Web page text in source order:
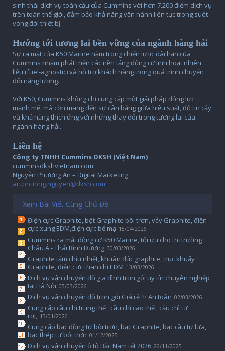
sinh thái dịch vụ toàn cầu của Cummins với hơn 7.200 điểm dịch vụ
trên toàn thế giới, đảm bảo khả năng vận hành liên tục trong suốt
vòng đời thiết bị.
Hướng tới tương lai bền vững của ngành hàng hải
Sự ra mắt của K50 Marine nằm trong chiến lược dài hạn của
Cummins nhằm phát triển các nền tảng động cơ linh hoạt nhiên
liệu (fuel-agnostic) và hỗ trợ khách hàng trong quá trình chuyển
đổi năng lượng.
Với K50, Cummins không chỉ cung cấp một giải pháp động lực
mạnh mẽ, mà còn mang đến sự cân bằng giữa hiệu suất, độ tin cậy
và khả năng thích ứng với những thay đổi trong tương lai của
ngành hàng hải.
Liên hệ
Công ty TNHH Cummins DKSH (Việt Nam)
cumminsdkshvietnam.com
Nguyễn Phương An – Digital Marketing
an.phuong.nguyen@dksh.com
Xem Bài Viết Cùng Chủ Đề
Điện cực Graphite, bột Graphite bôi trơn, vảy Graphite, điện
cực xung EDM,điện cực bể mạ 15/04/2026
Cummins ra mắt động cơ K50 Marine, tối ưu cho thị trường
Châu Á - Thái Bình Dương 30/03/2026
Graphite tấm chịu nhiệt, khuân đúc graphite, trục khuấy
Graphite, điện cực than chì EDM 13/03/2026
Dịch vụ vận chuyển đồ gia đình trọn gói uy tín chuyên nghiệp
tại Hà Nội 05/03/2026
Dịch vụ vận chuyển đồ trọn gói Giá rẻ ✨ An toàn 02/03/2026
Cung cấp cầu chì trung thế , cầu chì cao thế , cầu chì tự
rơi, 13/01/2026
Cung cấp bạc đồng tự bôi trơn, bạc Graphite, bạc cầu tự lựa,
bạc thép tự bôi trơn 01/12/2025
Dịch vụ vận chuyển ô tô Bắc Nam tết 2026 26/11/2025